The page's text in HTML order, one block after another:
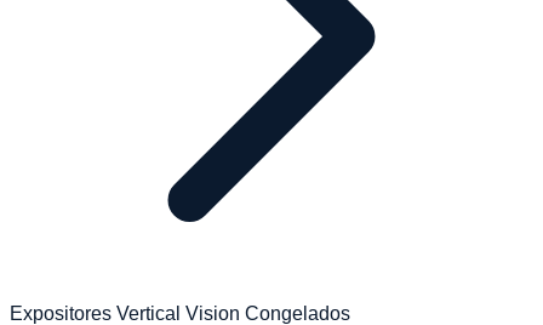
Expositores Vertical Vision Congelados